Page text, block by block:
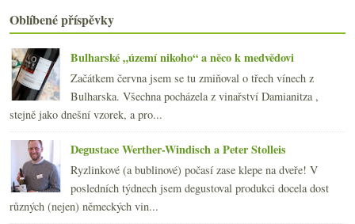
Frankovka, Pinot i Cabernet aneb ochutnávka špičko...
Výsledky ankety „Kupujete biopotraviny?“
Ochutnávka českých vín v Kvícu
Autentický úprk Jižního svahu na moderní média
►března
února
ledna
2010 (249)
►2009(249)
►2008(270)
►2007(108)
Oblíbené příspěvky
Bulharské „území nikoho“ a něco k medvědovi
Začátkem června jsem se tu zmiňoval o třech vínech z
Bulharska. Všechna pocházela z vinařství Damianitza ,
stejně jako dnešní vzorek, a pro...
Degustace Werther-Windisch a Peter Stolleis
Ryzlinkové (a bublinové) počasí zase klepe na dveře! V
posledních týdnech jsem degustoval produkci docela dost
různých (nejen) německých vin...